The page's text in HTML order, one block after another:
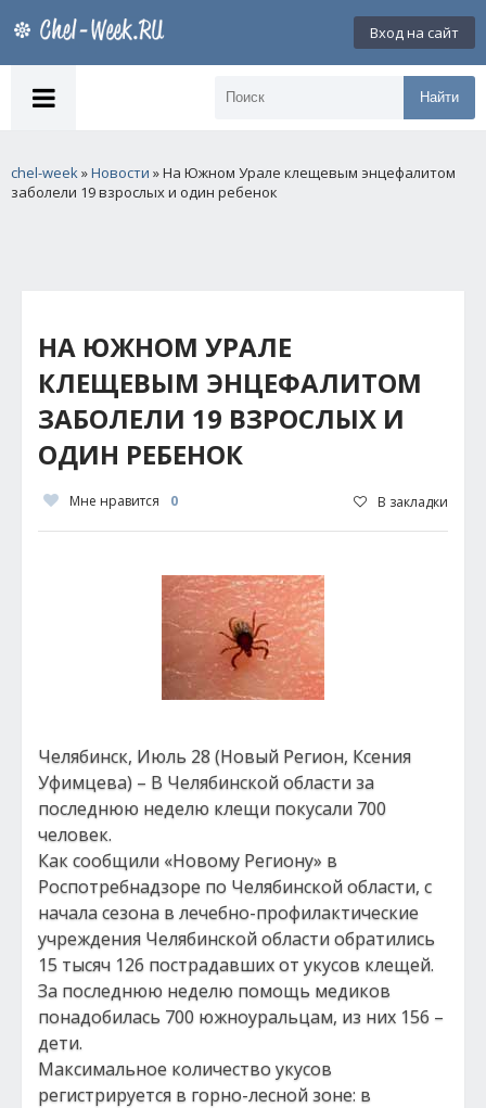
Вход на сайт
Найти
chel-week»Новости » На Южном Урале клещевым энцефалитом
заболели 19 взрослых и один ребенок
НА ЮЖНОМ УРАЛЕ
КЛЕЩЕВЫМ ЭНЦЕФАЛИТОМ
ЗАБОЛЕЛИ 19 ВЗРОСЛЫХ И
ОДИН РЕБЕНОК
Мне нравится 0 В закладки
Челябинск, Июль 28 (Новый Регион, Ксения
Уфимцева) – В Челябинской области за
последнюю неделю клещи покусали 700
человек.
Как сообщили «Новому Региону» в
Роспотребнадзоре по Челябинской области, с
начала сезона в лечебно-профилактические
учреждения Челябинской области обратились
15 тысяч 126 пострадавших от укусов клещей.
За последнюю неделю помощь медиков
понадобилась 700 южноуральцам, из них 156 –
дети.
Максимальное количество укусов
регистрируется в горно-лесной зоне: в